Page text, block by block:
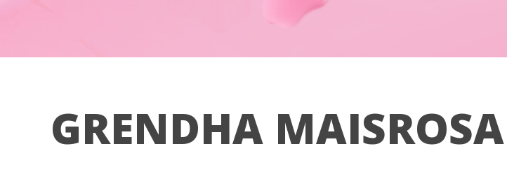
GRENDHA MAISROSA